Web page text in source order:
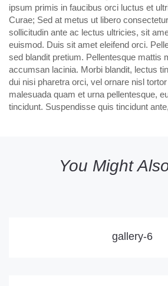
ipsum primis in faucibus orci luctus et
Curae; Sed at metus ut libero
sollicitudin ante ac lectus ultricies, sit
euismod. Duis sit amet eleifend orci.
sed blandit pretium. Pellentesque mattis
accumsan lacinia. Morbi blandit, lectus
dui nisi pharetra orci, vel ornare nisl
malesuada quam et urna pellentesque,
tincidunt. Suspendisse quis tincidunt
You Might
gallery-6